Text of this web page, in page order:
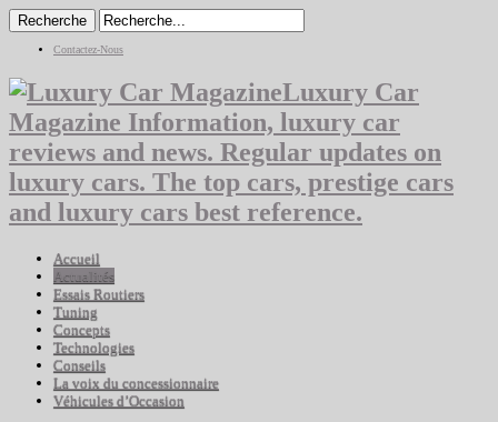
Contactez-Nous
Luxury Car
Magazine Information, luxury car
reviews and news. Regular updates on
luxury cars. The top cars, prestige cars
and luxury cars best reference.
Accueil
Actualités
Essais Routiers
Tuning
Concepts
Technologies
Conseils
La voix du concessionnaire
Véhicules d’Occasion